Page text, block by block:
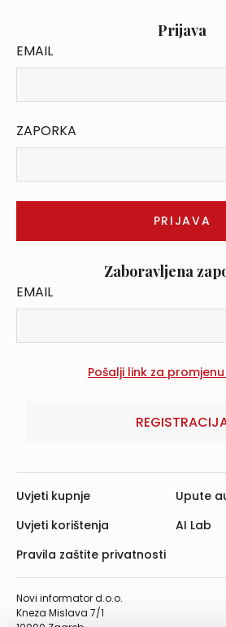
Prijava
EMAIL
ZAPORKA
Zaboravljena
EMAIL
Novi informator d.o.o.
Kneza Mislava 7/1
Uvjeti kupnje
Uvjeti korištenja
Pravila zaštite privatnosti
Upute
AI Lab